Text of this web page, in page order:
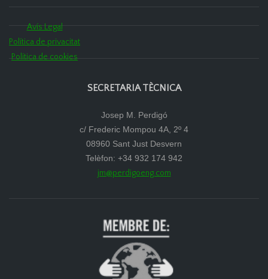
Avís Legal
Política de privacitat
Política de cookies
SECRETARIA TÈCNICA
Josep M. Perdigó
c/ Frederic Mompou 4A, 2º 4
08960 Sant Just Desvern
Telèfon: +34 932 174 942
jm@perdigoeng.com